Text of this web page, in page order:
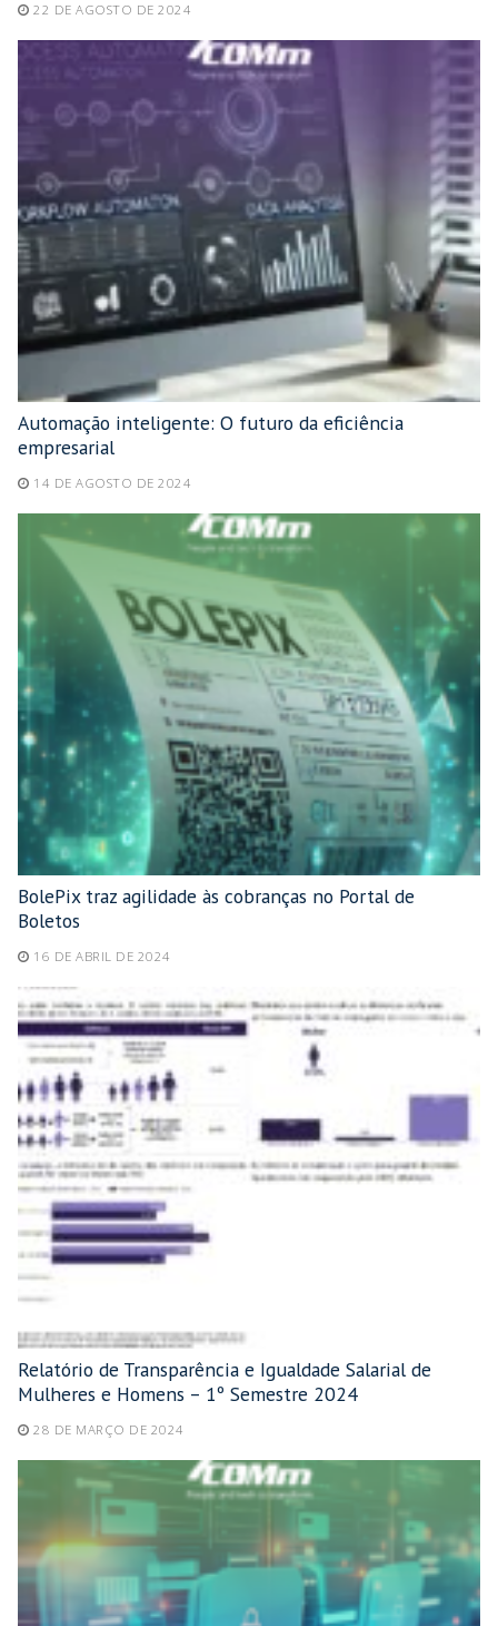
22 DE AGOSTO DE 2024
Automação inteligente: O futuro da eficiência
empresarial
14 DE AGOSTO DE 2024
BolePix traz agilidade às cobranças no Portal de
Boletos
16 DE ABRIL DE 2024
Relatório de Transparência e Igualdade Salarial de
Mulheres e Homens – 1º Semestre 2024
28 DE MARÇO DE 2024